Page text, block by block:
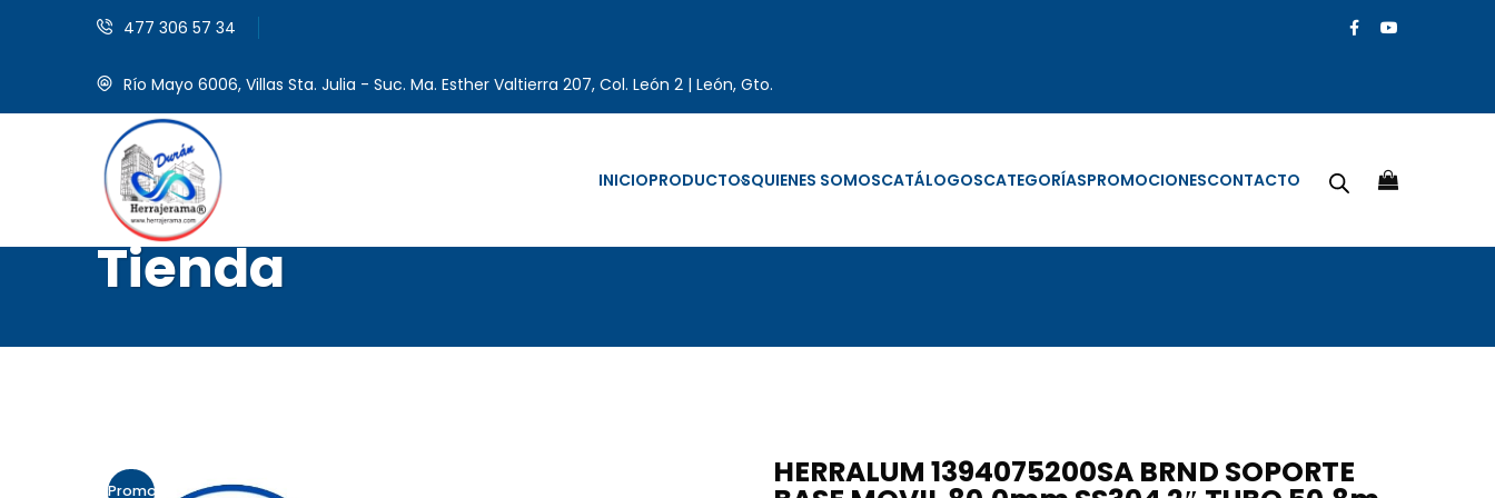
477 306 57 34
Río Mayo 6006, Villas Sta. Julia - Suc. Ma. Esther Valtierra 207, Col. León 2 | León, Gto.
INICIOPRODUCTOSQUIENES SOMOSCATÁLOGOSCATEGORÍASPROMOCIONESCONTACTO
Tienda
Promo! HERRALUM 1394075200SA BRND SOPORTE